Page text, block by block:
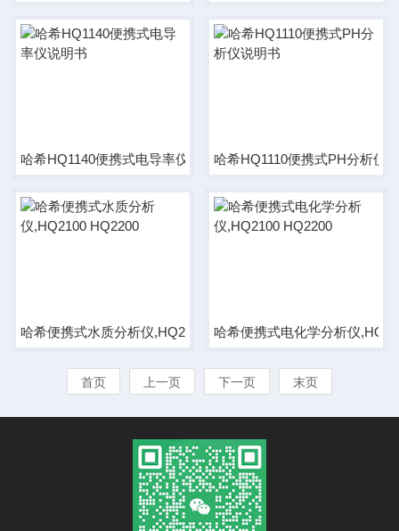
哈希HQ1140便携式电导率仪说明书哈希HQ1110便携式PH分析仪
哈希便携式水质分析仪,HQ2100 HQ2200哈希便携式电化学分析仪
首页 上一页 下一页 末页